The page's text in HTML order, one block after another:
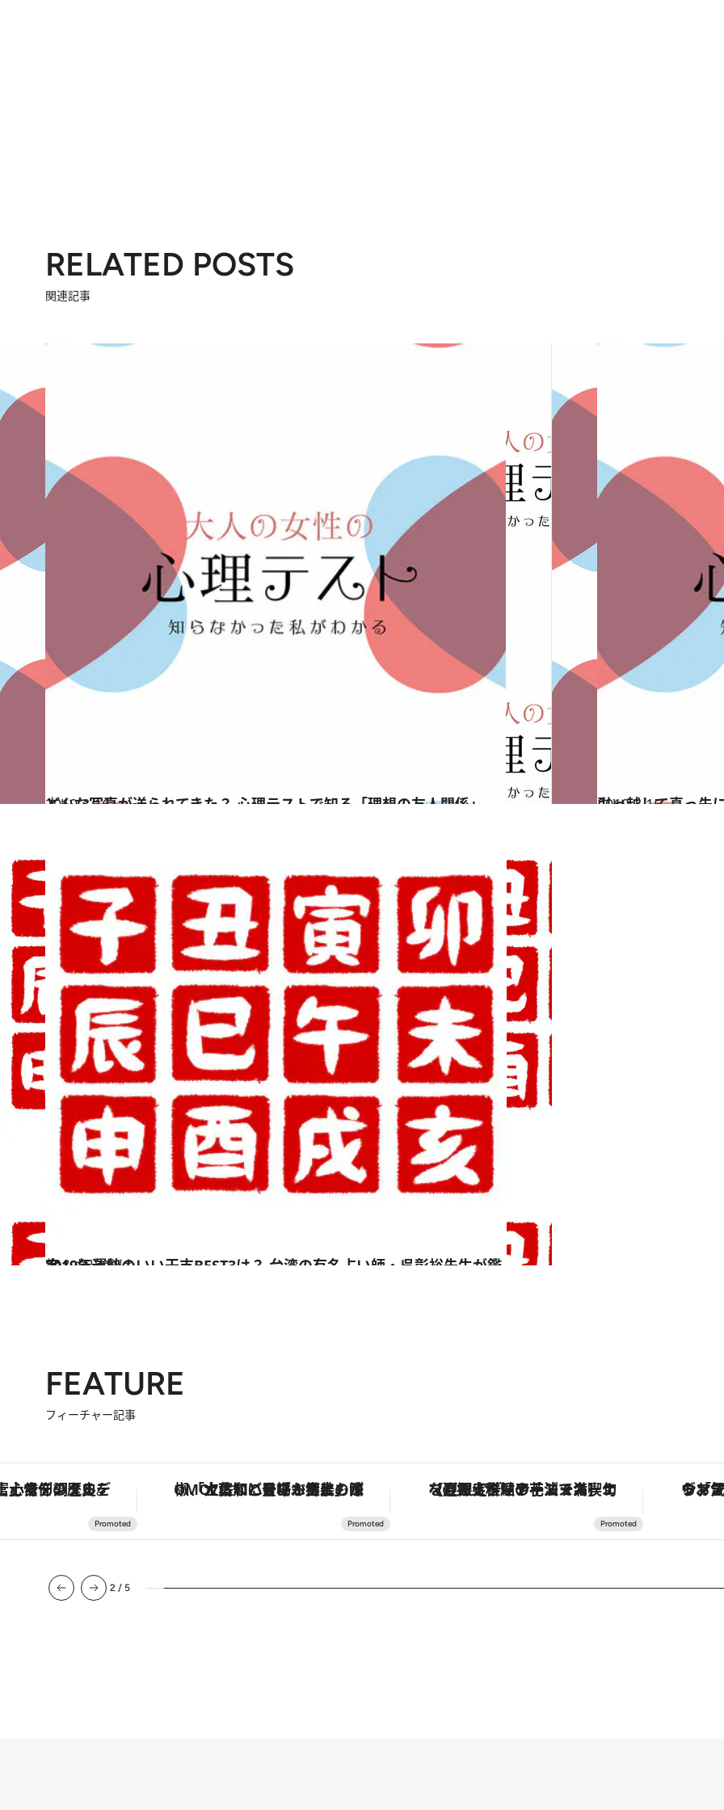
RELATED POSTS
関連記事
2019.3.16
どんな写真が送られてきた？ 心理テストで知る「理想の友人関係」
占い 2019.3.15
引っ越して真っ先
占い
2019.1.30
2019年運勢のいい干支BEST3は？ 台湾の有名占い師・呉彰裕先生が鑑定
旅＆お出かけ
FEATURE
フィーチャー記事
「土佐和ハーブかき氷」がOMO7高知に登場！生姜、山椒、大葉など目にも舌にも涼を呼ぶ郷土の味 【夏限定ディナーコース】旬を迎える稚鮎や花ズッキーニなどをイタリア・トスカーナの郷土料理の手法で満喫！ ヴァシュロン・コンスタンタン「オーヴァーシーズ・オートマティック」。旅愛好家のお気に入りコレクションから、ジェンダーレスな新作が登場
3 / 5